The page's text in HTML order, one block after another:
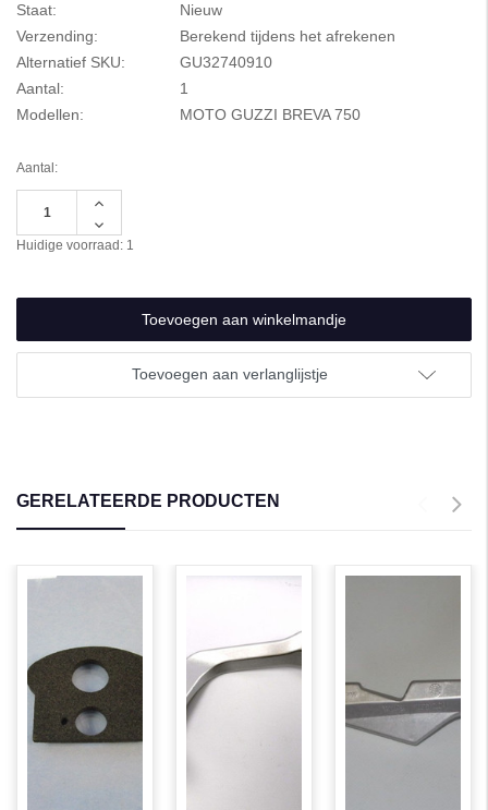
Staat:
Nieuw
Verzending:
Berekend tijdens het afrekenen
Alternatief SKU:
GU32740910
Aantal:
1
Modellen:
MOTO GUZZI BREVA 750
Aantal:
Hoeveelheid
van
undefined
Hoeveelheid
verlagen
van
Huidige voorraad: 1
Toevoegen aan verlanglijstje
GERELATEERDE PRODUCTEN